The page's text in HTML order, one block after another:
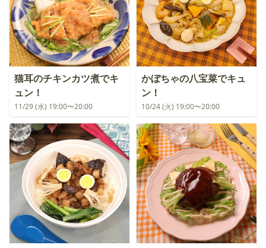
猫耳のチキンカツ煮でキ
ュン！
11/29 (水) 19:00〜20:00
かぼちゃの八宝菜でキュ
ン！
10/24 (火) 19:00〜20:00